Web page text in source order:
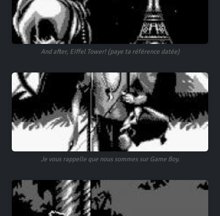
And after, Eiffel Tower! (paye ta référence datée)
Je vous rappelle que nous sommes sur Game Boy.